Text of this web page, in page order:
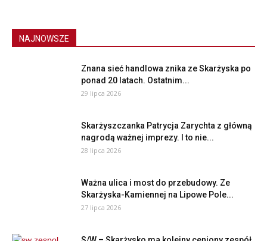
NAJNOWSZE
Znana sieć handlowa znika ze Skarżyska po
ponad 20 latach. Ostatnim...
29 lipca 2026
Skarżyszczanka Patrycja Zarychta z główną
nagrodą ważnej imprezy. I to nie...
28 lipca 2026
Ważna ulica i most do przebudowy. Ze
Skarżyska-Kamiennej na Lipowe Pole...
27 lipca 2026